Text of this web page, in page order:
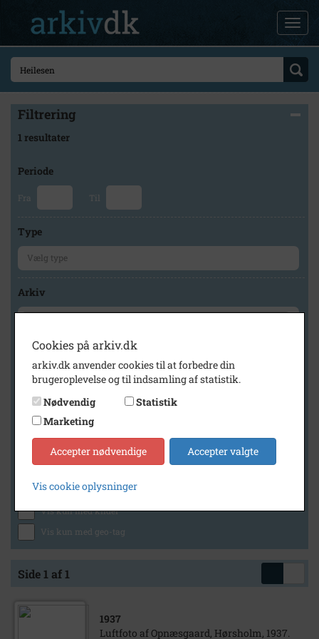
Filtrering
1 resultater
Periode
Fra Til
Type
Arkiv
Geografi
Generelt
Vis kun med billeder
Vis kun med lydklip
Vis kun med kilder
Vis kun med geo-tag
Side 1 af 1
1937
Luftfoto af Opnæsgaard, Hørsholm, 1937.
Cookies på arkiv.dk
arkiv.dk anvender cookies til at forbedre din
brugeroplevelse og til indsamling af statistik.
Nødvendig
Statistik
Marketing
Accepter nødvendige Accepter valgte
Vis cookie oplysninger